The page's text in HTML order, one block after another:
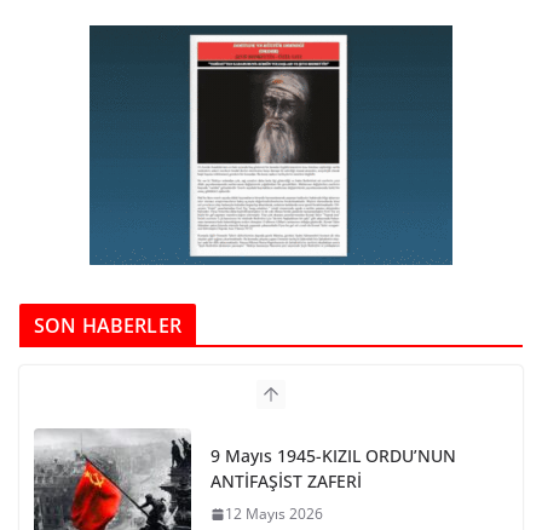
SON HABERLER
9 Mayıs 1945-KIZIL ORDU’NUN
ANTİFAŞİST ZAFERİ
12 Mayıs 2026